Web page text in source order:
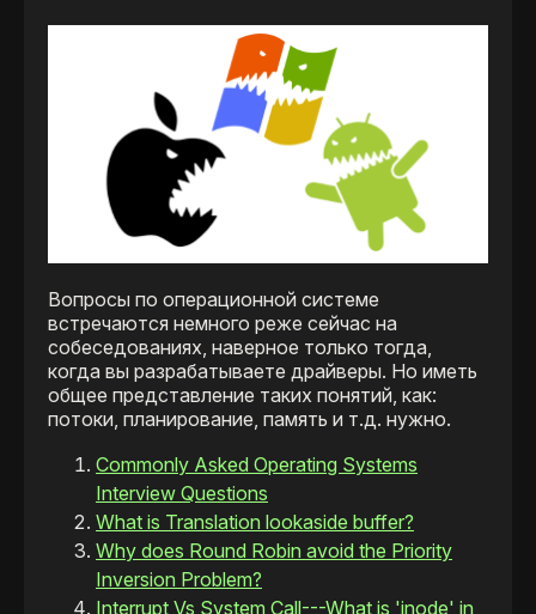
Вопросы по операционной системе
встречаются немного реже сейчас на
собеседованиях, наверное только тогда,
когда вы разрабатываете драйверы. Но иметь
общее представление таких понятий, как:
потоки, планирование, память и т.д. нужно.
Commonly Asked Operating Systems
Interview Questions
What is Translation lookaside buffer?
Why does Round Robin avoid the Priority
Inversion Problem?
Interrupt Vs System Call---What is 'inode' in